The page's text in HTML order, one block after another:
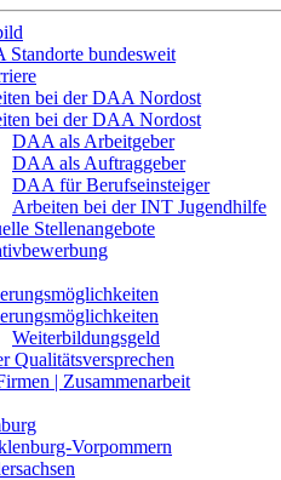
Standorte bundesweit
bei der DAA Nordost
bei der DAA Nordost
DAA als Arbeitgeber
DAA als Auftraggeber
DAA für Berufseinsteiger
Arbeiten bei der INT Jugendhilfe
Stellenangebote
Weiterbildungsgeld
Qualitätsversprechen
| Zusammenarbeit
Vorpommern